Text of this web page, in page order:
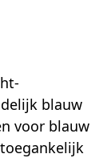
blauw
voor blauw